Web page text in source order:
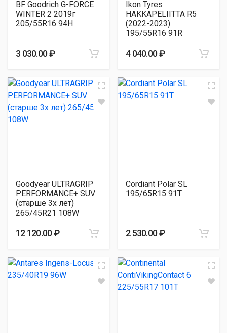
BF Goodrich G-FORCE
WINTER 2 2019г
205/55R16 94H
3 030.00 ₽
Ikon Tyres
HAKKAPELIITTA R5
(2022-2023)
195/55R16 91R
4 040.00 ₽
Goodyear ULTRAGRIP
PERFORMANCE+ SUV
(старше 3х лет)
265/45R21 108W
12 120.00 ₽
Cordiant Polar SL
195/65R15 91T
2 530.00 ₽